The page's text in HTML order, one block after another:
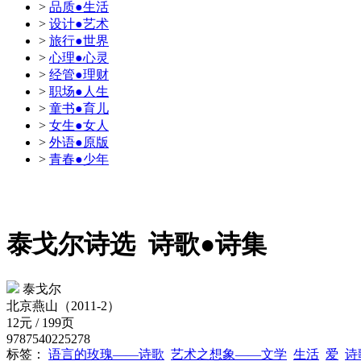
> 品质●生活
> 设计●艺术
> 旅行●世界
> 心理●心灵
> 经管●理财
> 职场●人生
> 童书●育儿
> 女生●女人
> 外语●原版
> 青春●少年
泰戈尔诗选 诗歌●诗集
泰戈尔
北京燕山（2011-2）
12元 / 199页
9787540225278
标签： 语言的玫瑰——诗歌 艺术之想象——文学 生活 爱 诗